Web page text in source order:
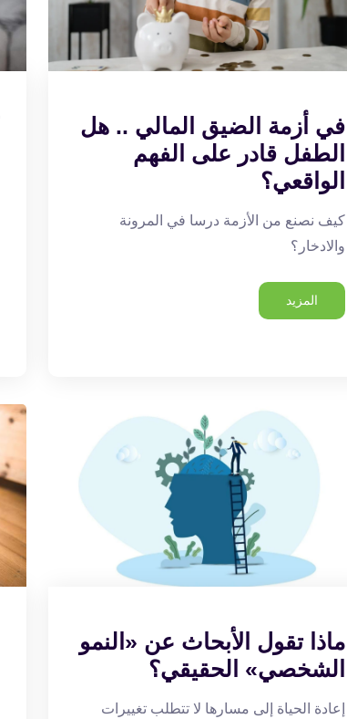
في أزمة الضيق المالي .. هل
الطفل قادر على الفهم
الواقعي؟
كيف نصنع من الأزمة درسا في المرونة
والادخار؟
المزيد
ماذا تقول الأبحاث عن «النمو
الشخصي» الحقيقي؟
إعادة الحياة إلى مسارها لا تتطلب تغييرات